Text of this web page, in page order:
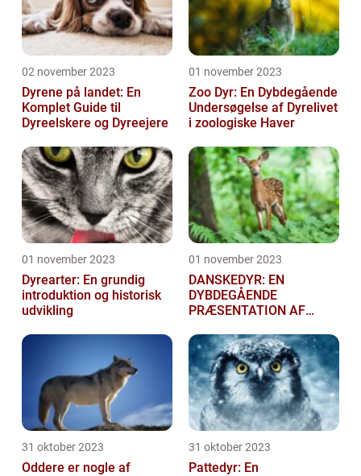
02 november 2023
Dyrene på landet: En
Komplet Guide til
Dyreelskere og Dyreejere
01 november 2023
Zoo Dyr: En Dybdegående
Undersøgelse af Dyrelivet
i zoologiske Haver
01 november 2023
Dyrearter: En grundig
introduktion og historisk
udvikling
01 november 2023
DANSKEDYR: EN
DYBDEGÅENDE
PRÆSENTATION AF
31 oktober 2023
Oddere er nogle af
31 oktober 2023
Pattedyr: En